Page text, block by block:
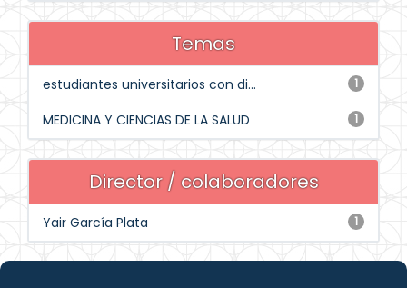
Temas
1
estudiantes universitarios con di...
1
MEDICINA Y CIENCIAS DE LA SALUD
Director / colaboradores
1
Yair García Plata